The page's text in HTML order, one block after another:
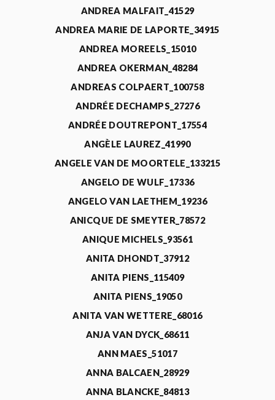
ANDREA MALFAIT_41529
ANDREA MARIE DE LAPORTE_34915
ANDREA MOREELS_15010
ANDREA OKERMAN_48284
ANDREAS COLPAERT_100758
ANDRÉE DECHAMPS_27276
ANDRÉE DOUTREPONT_17554
ANGÈLE LAUREZ_41990
ANGELE VAN DE MOORTELE_133215
ANGELO DE WULF_17336
ANGELO VAN LAETHEM_19236
ANICQUE DE SMEYTER_78572
ANIQUE MICHELS_93561
ANITA DHONDT_37912
ANITA PIENS_115409
ANITA PIENS_19050
ANITA VAN WETTERE_68016
ANJA VAN DYCK_68611
ANN MAES_51017
ANNA BALCAEN_28929
ANNA BLANCKE_84813